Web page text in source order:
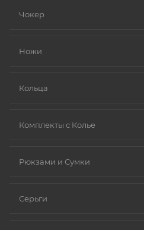
Чокер
Ножи
Кольца
Комплекты с Колье
Рюкзами и Сумки
Серьги